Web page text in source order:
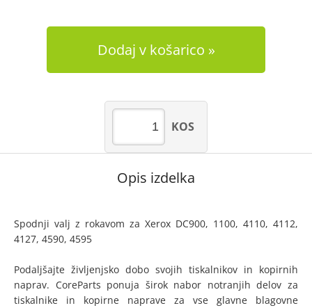
Dodaj v košarico
KOS
Opis izdelka
Spodnji valj z rokavom za Xerox DC900, 1100, 4110, 4112,
4127, 4590, 4595
Podaljšajte življenjsko dobo svojih tiskalnikov in kopirnih
naprav. CoreParts ponuja širok nabor notranjih delov za
tiskalnike in kopirne naprave za vse glavne blagovne